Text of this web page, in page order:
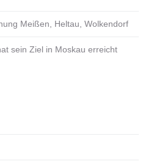
Meißen, Heltau, Wolkendorf
sein Ziel in Moskau erreicht